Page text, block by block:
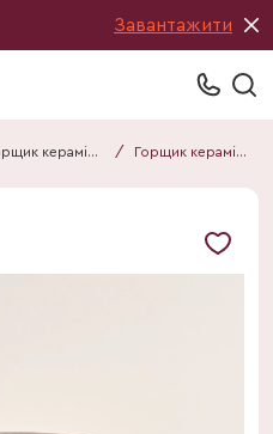
Завантажити
Горщик керамічний / Горщик керамічний 011109080101